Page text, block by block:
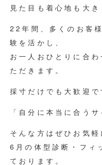
見た目も着心地も大き
22年間、多くのお客
験を活かし、
お一人おひとりに合
ただきます。
採寸だけでも大歓迎で
「自分に本当に合う
そんな方はぜひお気軽
6月の体型診断・フィ
ております。